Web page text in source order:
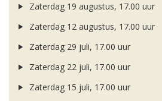
Zaterdag 19 augustus, 17.00 uur
Zaterdag 12 augustus, 17.00 uur
Zaterdag 29 juli, 17.00 uur
Zaterdag 22 juli, 17.00 uur
Zaterdag 15 juli, 17.00 uur